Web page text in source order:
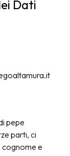
Dati
pepe
parti, ci
cognome e